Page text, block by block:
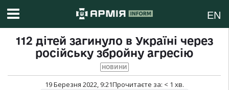
EN
112 дітей загинуло в Україні через
російську збройну агресію
НОВИНИ
19 Березня 2022, 9:21Прочитаєте за: < 1 хв.